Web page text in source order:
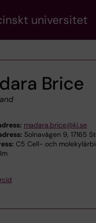
universitet
Brice
madara.brice@ki.se
Solnavägen 9, 17165
C5 Cell- och